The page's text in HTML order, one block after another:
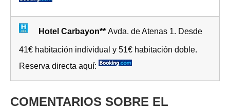
Hotel Carbayon** Avda. de Atenas 1. Desde
41€ habitación individual y 51€ habitación doble.
Reserva directa aquí:
COMENTARIOS SOBRE EL